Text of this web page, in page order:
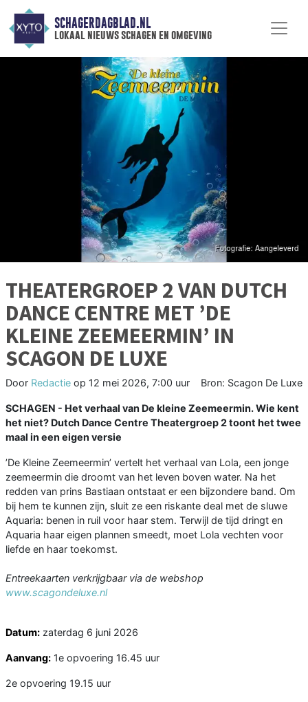
SCHAGERDAGBLAD.NL
lokaal nieuws schagen en omgeving
THEATERGROEP 2 VAN DUTCH
DANCE CENTRE MET ’DE
KLEINE ZEEMEERMIN’ IN
SCAGON DE LUXE
Door Redactie op 12 mei 2026, 7:00 uur Bron: Scagon De Luxe
SCHAGEN - Het verhaal van De kleine Zeemeermin. Wie kent
het niet? Dutch Dance Centre Theatergroep 2 toont het twee
maal in een eigen versie
’De Kleine Zeemeermin’ vertelt het verhaal van Lola, een jonge
zeemeermin die droomt van het leven boven water. Na het
redden van prins Bastiaan ontstaat er een bijzondere band. Om
bij hem te kunnen zijn, sluit ze een riskante deal met de sluwe
Aquaria: benen in ruil voor haar stem. Terwijl de tijd dringt en
Aquaria haar eigen plannen smeedt, moet Lola vechten voor
liefde en haar toekomst.
Entreekaarten verkrijgbaar via de webshop
www.scagondeluxe.nl
Datum: zaterdag 6 juni 2026
Aanvang: 1e opvoering 16.45 uur
2e opvoering 19.15 uur